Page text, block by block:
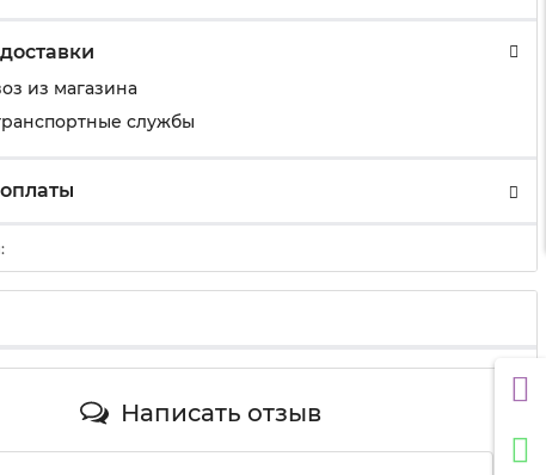
из магазина
службы
Написать отзыв